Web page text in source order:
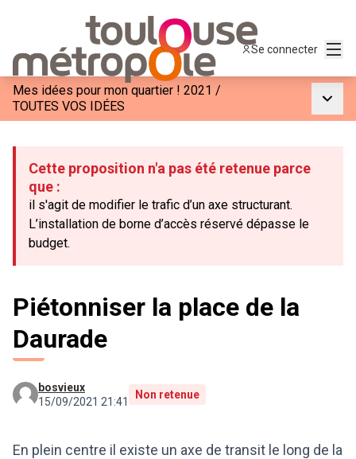
Se connecter
Mes idées pour mon quartier ! 2021 /
TOUTES VOS IDÉES
Cette proposition n'a pas été retenue parce
que :
il s'agit de modifier le trafic d’un axe structurant.
L’installation de borne d’accès réservé dépasse le
budget.
Piétonniser la place de la
Daurade
bosvieux
15/09/2021 21:41
Non retenue
En plein centre il existe un axe de transit le long de la